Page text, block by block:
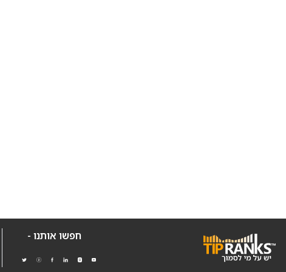
חפשו אותנו -